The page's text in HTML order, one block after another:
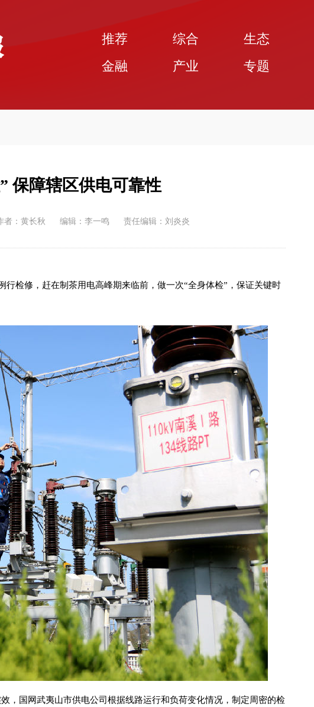
推荐 综合 生态
金融
产业 专题
保障辖区供电可靠性
者：黄长秋 编辑：李一鸣 责任编辑：刘炎炎
检修，赶在制茶用电高峰期来临前，做一次“全身体检”，保证关键时
，国网武夷山市供电公司根据线路运行和负荷变化情况，制定周密的检